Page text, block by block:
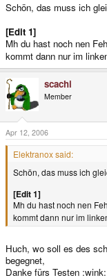
Schön, das muss ich
[Edit 1]
Mh du hast noch nen
kommt dann nur im
scachi
Member
Apr 12, 2006
Elektranox said:
Schön, das muss ich
[Edit 1]
Mh du hast noch nen
kommt dann nur im
Huch, wo soll es des
begegnet,
Danke fürs Testen :wink: